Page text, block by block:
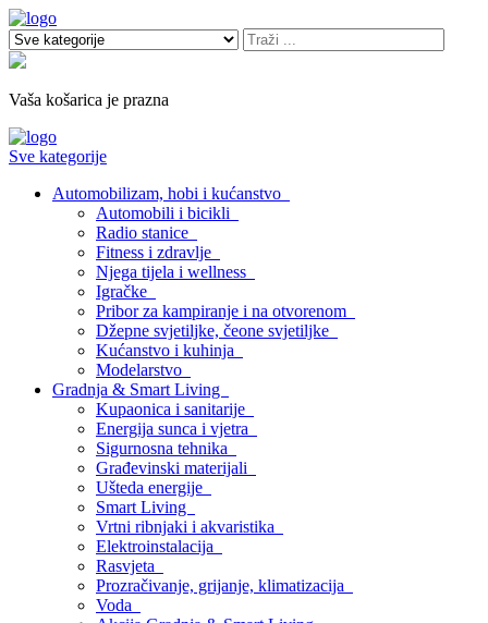
Vaša košarica je prazna
Sve kategorije
Automobilizam, hobi i kućanstvo
Automobili i bicikli
Radio stanice
Fitness i zdravlje
Njega tijela i wellness
Igračke
Pribor za kampiranje i na otvorenom
Džepne svjetiljke, čeone svjetiljke
Kućanstvo i kuhinja
Modelarstvo
Gradnja & Smart Living
Kupaonica i sanitarije
Energija sunca i vjetra
Sigurnosna tehnika
Građevinski materijali
Ušteda energije
Smart Living
Vrtni ribnjaki i akvaristika
Elektroinstalacija
Rasvjeta
Prozračivanje, grijanje, klimatizacija
Voda